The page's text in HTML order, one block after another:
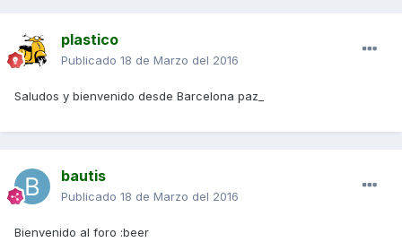
plastico
Publicado 18 de Marzo del 2016
Saludos y bienvenido desde Barcelona paz_
bautis
Publicado 18 de Marzo del 2016
Bienvenido al foro :beer